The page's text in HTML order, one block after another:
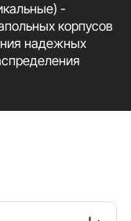
-
корпусов
надежных
и "RAM mcc".